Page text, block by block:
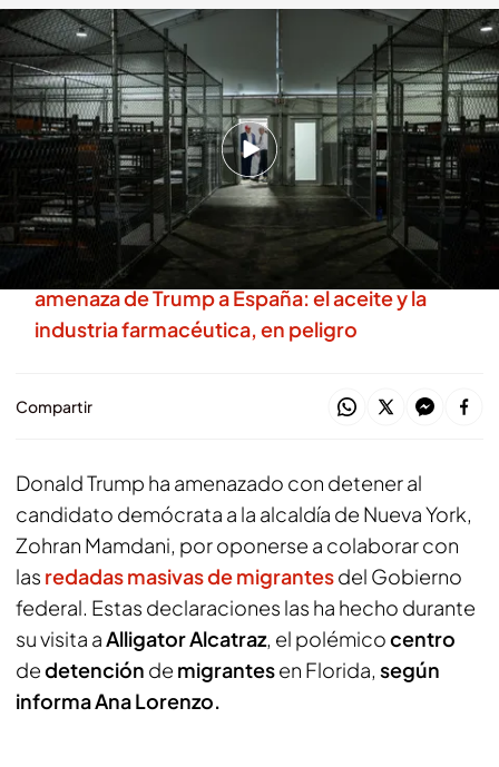
Trump farda del polémico centro de detención Alligator Alcatraz.EFE
Redacción digital Noticias Cuatro Agencia EFE
02 JUL 2025 - 18:52h.
Se trata de un lugar al que irán los migrantes
que no acepten la deportación voluntaria a su
país
Las consecuencias que puede provocar la
amenaza de Trump a España: el aceite y la
industria farmacéutica, en peligro
Compartir
Donald Trump ha amenazado con detener al
candidato demócrata a la alcaldía de Nueva York,
Zohran Mamdani, por oponerse a colaborar con
las redadas masivas de migrantesdel Gobierno
federal. Estas declaraciones las ha hecho durante
su visita aAlligator Alcatraz, el polémicocentro
dedetención de migrantesen Florida, según
informa Ana Lorenzo.